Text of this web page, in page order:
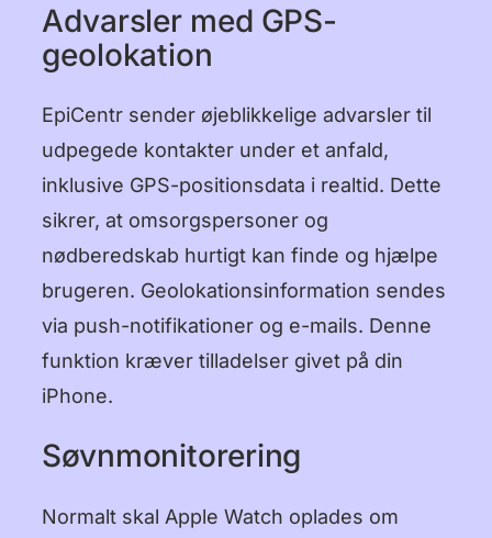
Bahasa Indonesia
Bahasa Melayu
Tagalog
עברית
हिन्दी
한국어
Русский
Advarsler med GPS-
geolokation
EpiCentr sender øjeblikkelige advarsler til
udpegede kontakter under et anfald,
inklusive GPS-positionsdata i realtid. Dette
sikrer, at omsorgspersoner og
nødberedskab hurtigt kan finde og hjælpe
brugeren. Geolokationsinformation sendes
via push-notifikationer og e-mails. Denne
funktion kræver tilladelser givet på din
iPhone.
Søvnmonitorering
Normalt skal Apple Watch oplades om